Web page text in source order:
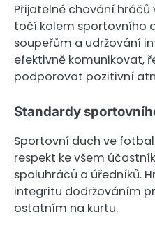
Přijatelné chování
točí kolem sportovního
soupeřům a udržování
efektivně komunikovat,
podporovat pozitivní
Standardy
Sportovní duch ve
respekt ke všem
spoluhráčů a úředníků.
integritu dodržováním
ostatním na kurtu.